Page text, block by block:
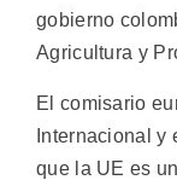
gobierno
Agricultura y
El comisario
Internacional
que la UE es